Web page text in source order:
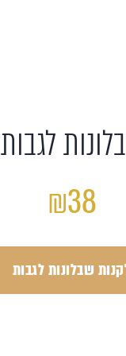
לגבות
₪38
שבלונות לגבות